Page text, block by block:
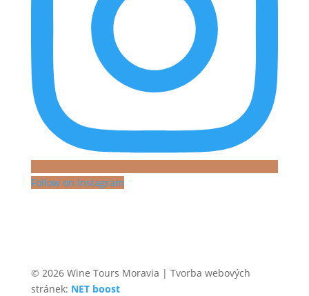
Follow on Instagram
© 2026 Wine Tours Moravia | Tvorba webových
stránek: NET boost